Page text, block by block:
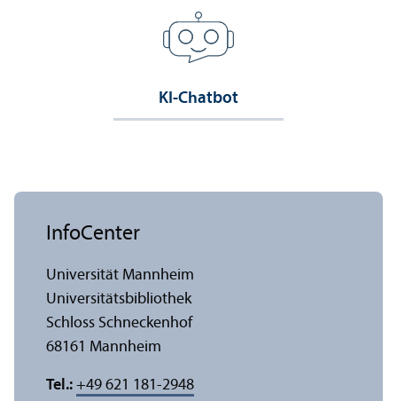
KI-Chatbot
InfoCenter
Universität Mannheim
Universitäts­bibliothek
Schloss Schneckenhof
68161 Mannheim
Tel.: +49 621 181-2948